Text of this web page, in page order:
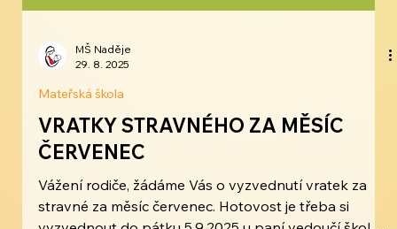
29. 8. 2025
Mateřská škola
VRATKY STRAVNÉHO ZA MĚSÍC
ČERVENEC